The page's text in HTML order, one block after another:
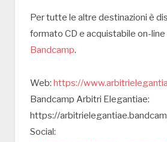
Per tutte le altre destinazioni è
formato CD e acquistabile on-
Bandcamp.
Web: https://
Bandcamp Arbitri Elegantiae:
https://
Social: